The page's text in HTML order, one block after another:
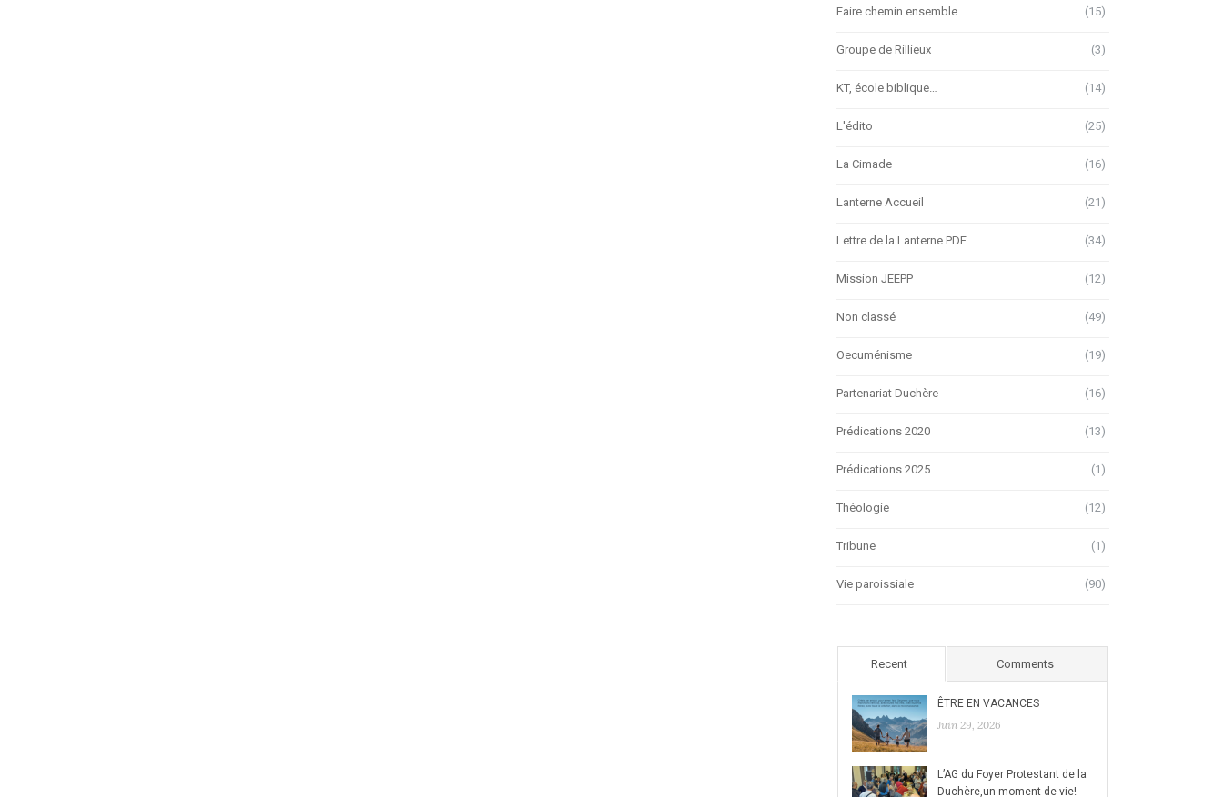
Faire chemin ensemble (15)
Groupe de Rillieux (3)
KT, école biblique… (14)
L'édito (25)
La Cimade (16)
Lanterne Accueil (21)
Lettre de la Lanterne PDF (34)
Mission JEEPP (12)
Non classé (49)
Oecuménisme (19)
Partenariat Duchère (16)
Prédications 2020 (13)
Prédications 2025 (1)
Théologie (12)
Tribune (1)
Vie paroissiale (90)
Recent Comments
ÊTRE EN VACANCES
Juin 29, 2026
L’AG du Foyer Protestant de la
Duchère,un moment de vie!